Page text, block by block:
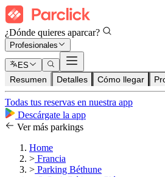
¿Dónde quieres aparcar?
Profesionales
ES
Resumen Detalles Cómo llegar
Todas tus reservas en nuestra app
Descárgate la app
Ver más parkings
Home
> Francia
> Parking Béthune